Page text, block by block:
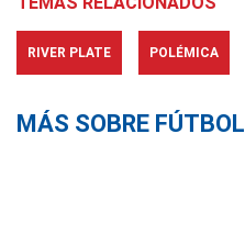
RIVER PLATE POLÉMICA
MÁS SOBRE FÚTBOL